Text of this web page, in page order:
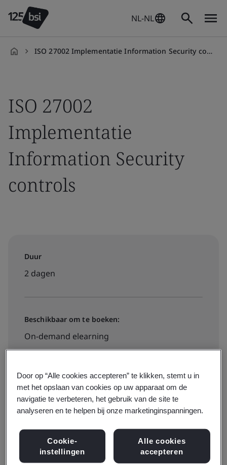
NL-NL
ISO 27002 Implementatie Information Security controls
ISO 27002
Implementatie
Information Security
controls
Duur
2 dagen
Beschikbaar om te boeken:
On-demand elearning
Bekijk data, locaties en prijzen
Door de groeiende complexiteit van IT en steeds
veranderende interne en externe bedreigingen,
Door op “Alle cookies accepteren” te klikken, stemt u in
met het opslaan van cookies op uw apparaat om de
navigatie te verbeteren, het gebruik van de site te
analyseren en te helpen bij onze marketinginspanningen.
Cookie-
instellingen
Alle cookies
accepteren